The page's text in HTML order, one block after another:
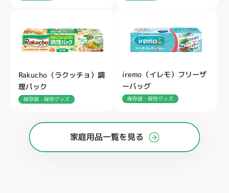
Rakucho（ラクッチョ）調
理パック
保存袋・保存グッズ
iremo（イレモ）フリーザ
ーバッグ
保存袋・保存グッズ
家庭用品一覧を見る